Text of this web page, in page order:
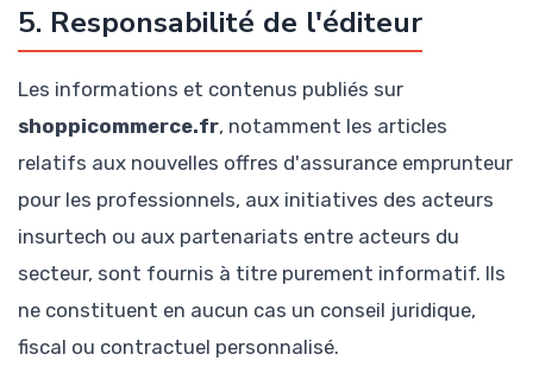
5. Responsabilité de l'éditeur
Les informations et contenus publiés sur
shoppicommerce.fr, notamment les articles
relatifs aux nouvelles offres d'assurance emprunteur
pour les professionnels, aux initiatives des acteurs
insurtech ou aux partenariats entre acteurs du
secteur, sont fournis à titre purement informatif. Ils
ne constituent en aucun cas un conseil juridique,
fiscal ou contractuel personnalisé.